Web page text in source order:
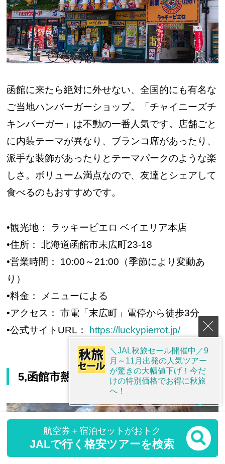
航空券＋宿泊セットがおトク
JALで行く格安ツアーを検索
函館に来たら絶対に外せない、全国的にも有名な
ご当地ハンバーガーショップ。「チャイニーズチ
キンバーガー」は不動の一番人気です。店舗ごと
に内装テーマが異なり、ブランコ席があったり、
派手な装飾があったりとテーマパークのような楽
しさ。ボリューム満点なので、友達とシェアして
食べるのもおすすめです。
•観光地： ラッキーピエロ ベイエリア本店
•住所： 北海道函館市末広町23-18
•営業時間： 10:00～21:00（季節により変動あ
り）
•料金： メニューによる
•アクセス： 市電「末広町」電停から徒歩3分
•公式サイトURL：
https://luckypierrot.jp/
5,函館市熱帯植物園
＼JAL秋旅セール開催中／9
月～11月出発の人気ツアー
が驚きの大幅値下げ！今だ
けの特別価格でお得に秋旅
へ！